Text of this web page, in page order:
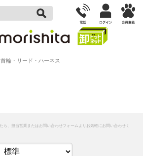
首輪・リード・ハーネス